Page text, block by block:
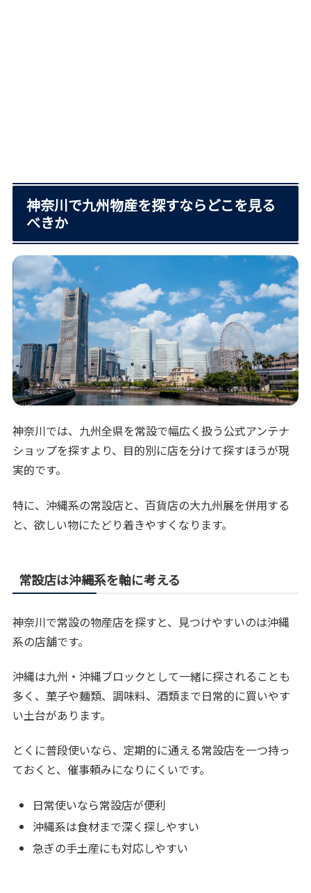
神奈川で九州物産を探すならどこを見る
べきか
神奈川では、九州全県を常設で幅広く扱う公式アンテナ
ショップを探すより、目的別に店を分けて探すほうが現
実的です。
特に、沖縄系の常設店と、百貨店の大九州展を併用する
と、欲しい物にたどり着きやすくなります。
常設店は沖縄系を軸に考える
神奈川で常設の物産店を探すと、見つけやすいのは沖縄
系の店舗です。
沖縄は九州・沖縄ブロックとして一緒に探されることも
多く、菓子や麺類、調味料、酒類まで日常的に買いやす
い土台があります。
とくに普段使いなら、定期的に通える常設店を一つ持っ
ておくと、催事頼みになりにくいです。
日常使いなら常設店が便利
沖縄系は食材まで深く探しやすい
急ぎの手土産にも対応しやすい